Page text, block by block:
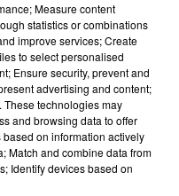
de don
» avait
spéciale
mois.
ce
Measure content
statistics or combinations
improve services; Create
to select personalised
Ensure security, prevent and
advertising and content;
technologies may
and browsing data to offer
on information actively
Match and combine data from
Identify devices based on